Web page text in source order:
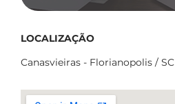
LOCALIZAÇÃO
Canasvieiras - Florianopolis / SC